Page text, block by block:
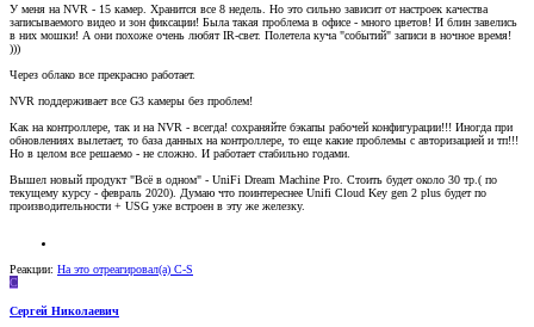
У меня на NVR - 15 камер. Хранится все 8 недель. Но это сильно зависит от настроек качества
записываемого видео и зон фиксации! Была такая проблема в офисе - много цветов! И блин завелись
в них мошки! А они похоже очень любят IR-свет. Полетела куча "событий" записи в ночное время!
)))
Через облако все прекрасно работает.
NVR поддерживает все G3 камеры без проблем!
Как на контроллере, так и на NVR - всегда! сохраняйте бэкапы рабочей конфигурации!!! Иногда при
обновлениях вылетает, то база данных на контроллере, то еще какие проблемы с авторизацией и тп!!!
Но в целом все решаемо - не сложно. И работает стабильно годами.
Вышел новый продукт "Всё в одном" - UniFi Dream Machine Pro. Стоить будет около 30 тр.( по
текущему курсу - февраль 2020). Думаю что поинтереснее Unifi Cloud Key gen 2 plus будет по
производительности + USG уже встроен в эту же железку.
Реакции: На это отреагировал(а) C-S
С
Сергей Николаевич